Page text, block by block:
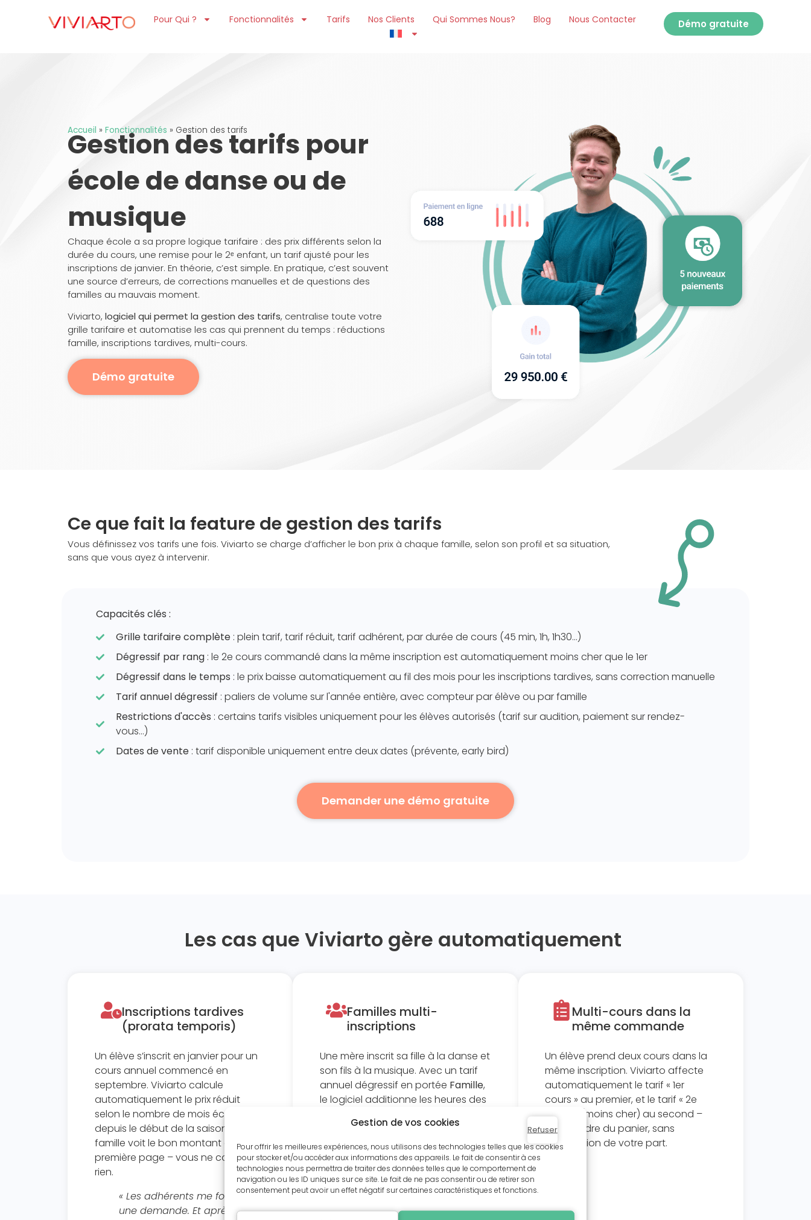
Gestion de vos cookies
Pour offrir les meilleures expériences, nous utilisons des technologies telles que les cookies
pour stocker et/ou accéder aux informations des appareils. Le fait de consentir à ces
technologies nous permettra de traiter des données telles que le comportement de
navigation ou les ID uniques sur ce site. Le fait de ne pas consentir ou de retirer son
consentement peut avoir un effet négatif sur certaines caractéristiques et fonctions.
Refuser
Pour Qui ? Fonctionnalités Tarifs Nos Clients Qui Sommes Nous? Blog Nous Contacter Démo gratuite
Accueil » Fonctionnalités » Gestion des tarifs
Gestion des tarifs pour
école de danse ou de
musique ​
Chaque école a sa propre logique tarifaire : des prix différents selon la
durée du cours, une remise pour le 2ᵉ enfant, un tarif ajusté pour les
inscriptions de janvier. En théorie, c’est simple. En pratique, c’est souvent
une source d’erreurs, de corrections manuelles et de questions des
familles au mauvais moment.
Viviarto, logiciel qui permet la gestion des tarifs, centralise toute votre
grille tarifaire et automatise les cas qui prennent du temps : réductions
famille, inscriptions tardives, multi-cours.
Démo gratuite
Ce que fait la feature ​de gestion des tarifs
Vous définissez vos tarifs une fois. Viviarto se charge d’afficher le bon prix à chaque famille, selon son profil et sa situation,
sans que vous ayez à intervenir.
Capacités clés :
Grille tarifaire complète: plein tarif, tarif réduit, tarif adhérent, par durée de cours (45 min, 1h, 1h30…)
Dégressif par rang: le 2e cours commandé dans la même inscription est automatiquement moins cher que le 1er
Dégressif dans le temps : le prix baisse automatiquement au fil des mois pour les inscriptions tardives, sans correction manuelle
Tarif annuel dégressif : paliers de volume sur l'année entière, avec compteur par élève ou par famille
Restrictions d'accès : certains tarifs visibles uniquement pour les élèves autorisés (tarif sur audition, paiement sur rendez-
vous…)
Dates de vente: tarif disponible uniquement entre deux dates (prévente, early bird)
Demander une démo gratuite
Les cas que Viviarto gère automatiquement ​
Inscriptions tardives
(prorata temporis) ​
Un élève s’inscrit en janvier pour un
cours annuel commencé en
septembre. Viviarto calcule
automatiquement le prix réduit
selon le nombre de mois écoulés
depuis le début de la saison. La
famille voit le bon montant dès la
première page – vous ne corrigez
rien.
« Les adhérents me font
une demande. Et après,
Familles multi-
inscriptions ​
Une mère inscrit sa fille à la danse et
son fils à la musique. Avec un tarif
annuel dégressif en portée Famille,
le logiciel additionne les heures des
et applique automatiquement le
palier correspondant à chaque
nouvelle inscription.
« C’est pas la valeur du
tarif qui est importante,
c’est la clarté du tarif. »–
Multi-cours dans la
même commande ​
Un élève prend deux cours dans la
même inscription. Viviarto affecte
automatiquement le tarif « 1er
cours » au premier, et le tarif « 2e
cours » (moins cher) au second –
dans l’ordre du panier, sans
intervention de votre part.